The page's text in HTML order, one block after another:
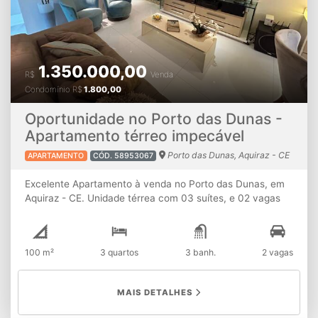
Oportunidade no Porto das Dunas -
Apartamento térreo impecável
APARTAMENTO CÓD. 58953067 Porto das Dunas, Aquiraz - CE
R$ 1.350.000,00Venda
Condomínio R$ 1.800,00
Excelente Apartamento à venda no Porto das Dunas, em
Aquiraz - CE. Unidade térrea com 03 suítes, e 02 vagas
privativos,apartamento com linda mobília projetada e de
muito bom gosto. Caracteristicas do Empreendimento: -
Academia - Acessibilidade para cadeirantes - Áreas
comuns entregues equipadas e decoradas - Bar molhado
Guarita/Portaria - Iluminação através de sensores
100 m² 3 quartos 3 banh. 2 vagas
MAIS DETALHES